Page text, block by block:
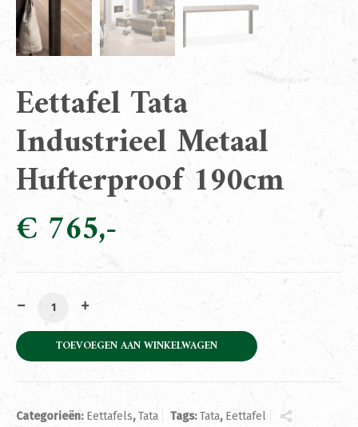
Eettafel Tata
Industrieel Metaal
Hufterproof 190cm
€ 765
Eettafel Tata Industrieel Metaal Hufterproof 190cm
TOEVOEGEN AAN WINKELWAGEN
Categorieën: Eettafels,Tata Tags:Tata, Eettafel